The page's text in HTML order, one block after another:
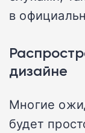
в
дизайне
Многие
будет